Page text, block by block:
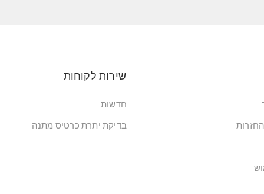
שירות לקוחות
חדשות
בדיקת יתרת כרטיס מתנה